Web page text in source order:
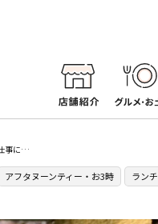
ほっとするごはんと手仕事に癒やされる嵐山の古民家カフェ［掬 suku（すく）］
アフタヌーンティー・お3時 ランチ